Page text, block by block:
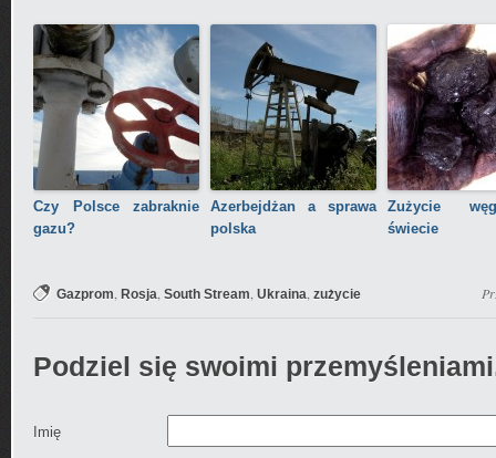
Czy Polsce zabraknie
gazu?
Azerbejdżan a sprawa
polska
Zużycie
świecie
Gazprom Rosja South Stream Ukraina zużycie
Podziel się swoimi
Imię